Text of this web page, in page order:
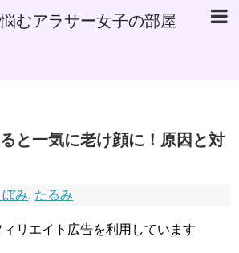
むアラサー女子の部屋
と一気に老け顔に！原因と対
ぼみ, たるみ
リエイト広告を利用しています